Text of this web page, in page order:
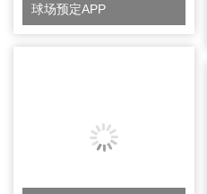
球场预定APP